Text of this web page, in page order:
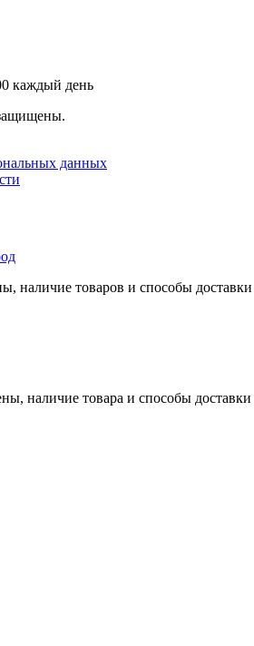
каждый день
данных
наличие товаров и способы доставки
наличие товара и способы доставки